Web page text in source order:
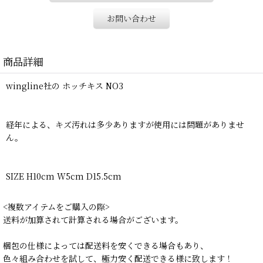
お問い合わせ
商品詳細
wingline社の ホッチキス NO3
経年による、キズ汚れは多少ありますが使用には問題がありませ
ん。
SIZE H10cm W5cm D15.5cm
<複数アイテムをご購入の際>
送料が加算されて計算される場合がございます。
梱包の仕様によっては配送料を安くできる場合もあり、
色々組み合わせを試して、極力安く配送できる様に致します！